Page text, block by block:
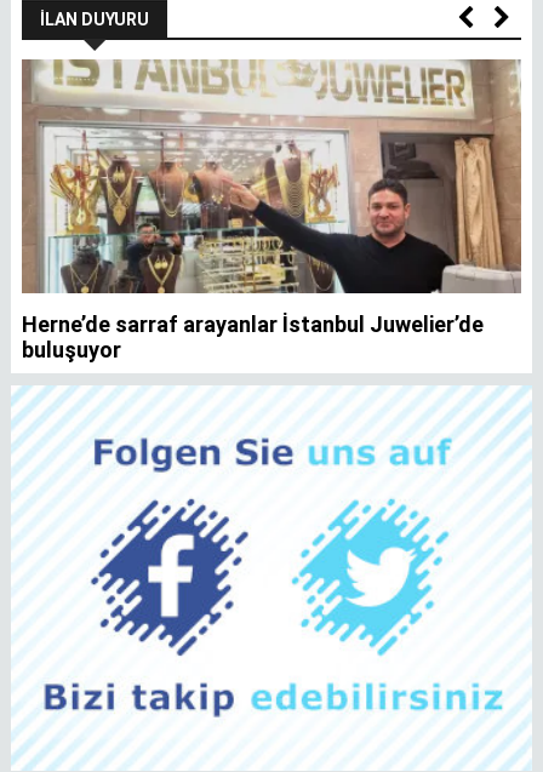
İLAN DUYURU
Herne’de sarraf arayanlar İstanbul Juwelier’de
buluşuyor